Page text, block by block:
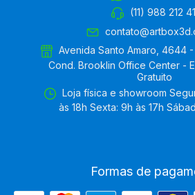
(11) 988 212
Avenida Santo Amaro, 4644
Cond. Brooklin Office Center -
Gratuito
Loja física e showroom
às 18h Sexta: 9h às 17h
Formas de